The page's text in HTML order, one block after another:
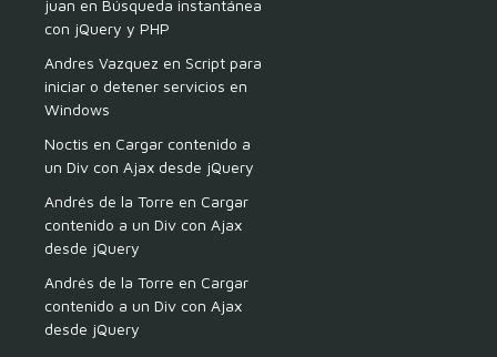
juan en Búsqueda instantánea
con jQuery y PHP
Andres Vazquez en Script para
iniciar o detener servicios en
Windows
Noctis en Cargar contenido a
un Div con Ajax desde jQuery
Andrés de la Torre en Cargar
contenido a un Div con Ajax
desde jQuery
Andrés de la Torre en Cargar
contenido a un Div con Ajax
desde jQuery